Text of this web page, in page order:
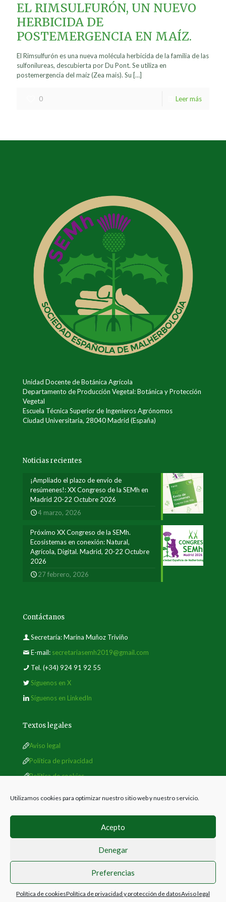
Utilizamos cookies para optimizar nuestro sitio web y nuestro servicio.
Acepto
Denegar
Preferencias
Política de cookiesPolítica de privacidad y protección de datosAviso legal
EL RIMSULFURÓN, UN NUEVO
HERBICIDA DE
POSTEMERGENCIA EN MAÍZ.
El Rimsulfurón es una nueva molécula herbicida de la familia de las
sulfonilureas, descubierta por Du Pont. Se utiliza en
postemergencia del maíz (Zea mais). Su […]
0 Leer más
Unidad Docente de Botánica Agrícola
Departamento de Producción Vegetal: Botánica y Protección
Vegetal
Escuela Técnica Superior de Ingenieros Agrónomos
Ciudad Universitaria, 28040 Madrid (España)
Noticias recientes
¡Ampliado el plazo de envío de
resúmenes!: XX Congreso de la SEMh en
Madrid 20-22 Octubre 2026
4 marzo, 2026
Próximo XX Congreso de la SEMh.
Ecosistemas en conexión: Natural,
Agrícola, Digital. Madrid, 20-22 Octubre
2026
27 febrero, 2026
Contáctanos
Secretaría: Marina Muñoz Triviño
E-mail: secretariasemh2019@gmail.com
Tel. (+34) 924 91 92 55
Síguenos en X
Síguenos en LinkedIn
Textos legales
Aviso legal
Política de privacidad
Política de cookies
© 2019 Sociedad Española de Malherbología